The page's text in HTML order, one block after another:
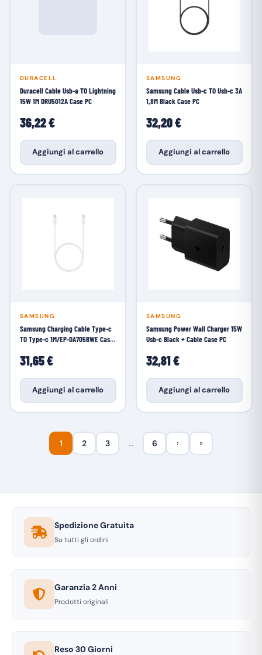
DURACELL
Duracell Cable Usb-a TO Lightning
15W 1M DRU5012A Case PC
36,22 €
Aggiungi al carrello
SAMSUNG
Samsung Cable Usb-c TO Usb-c 3A
1,8M Black Case PC
32,20 €
Aggiungi al carrello
SAMSUNG
Samsung Charging Cable Type-c
TO Type-c 1M/EP-DA705BWE Case
31,65 €
Aggiungi al carrello
SAMSUNG
Samsung Power Wall Charger 15W
Usb-c Black + Cable Case PC
32,81 €
Aggiungi al carrello
1 2 3 … 6 › »
Spedizione Gratuita
Su tutti gli ordini
Garanzia 2 Anni
Prodotti originali
Reso 30 Giorni